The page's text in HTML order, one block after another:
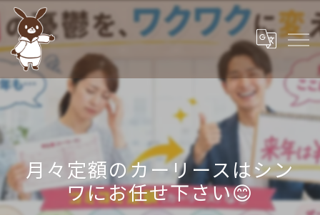
月々定額のカーリースはシン
ワにお任せ下さい😊